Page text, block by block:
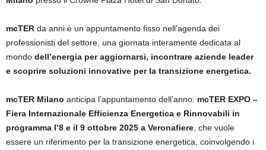
mcTER da anni è un appuntamento fisso nell’agenda dei
professionisti del settore, una giornata interamente dedicata al
mondo dell’energia per aggiornarsi, incontrare aziende leader
e scoprire soluzioni innovative per la transizione energetica.
mcTER Milano anticipa l’appuntamento dell’anno: mcTER EXPO –
Fiera Internazionale Efficienza Energetica e Rinnovabili in
programma l’8 e il 9 ottobre 2025 a Veronafiere , che vuole
essere un riferimento per la transizione energetica, coinvolgendo i